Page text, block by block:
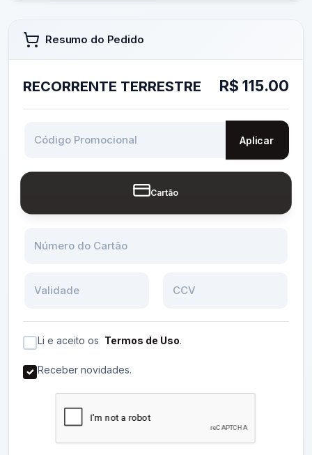
Resumo do Pedido
RECORRENTE TERRESTRE R$ 115.00
Código Promocional Aplicar
Cartão
Número do Cartão
Validade CCV
Li e aceito os Termos de Uso.
Receber novidades.